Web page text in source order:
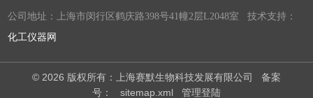
公司地址：上海市闵行区鹤庆路398号41幢2层L2048室 技术支持：
化工仪器网
© 2026 版权所有：上海赛默生物科技发展有限公司 备案
号：
sitemap.xml 管理登陆